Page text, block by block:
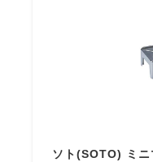
ソト(SOTO) ミ